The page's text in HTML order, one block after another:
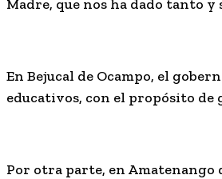
Madre, que nos ha dado tanto y
En Bejucal de Ocampo, el
educativos, con el propósito de
Por otra parte, en Amatenango